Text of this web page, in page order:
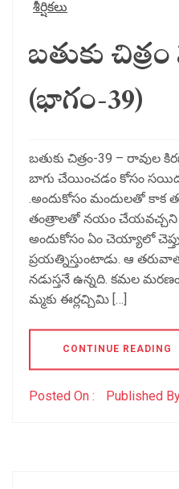
శీర్షికలు
బతుకు
(భాగం-39)
బతుకు చిత్రం-39 – రావుల
బాగు చేయించడం కోసం
.అందుకోసం మందులతో కాక
తంత్రాలతో నయం చేయవచ్చని
అందుకోసం ఏం చెయ్యాలో
ప్రయత్నిస్తుంటాడు. ఆ
నడుస్తనే ఉన్నది. కమల
మ్మకు ఈర్లచ్చిమి […]
CONTINUE READING
Posted On : Published